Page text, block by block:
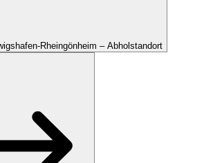
Rheingönheim – Abholstandort